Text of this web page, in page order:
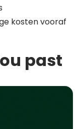
kosten vooraf
past